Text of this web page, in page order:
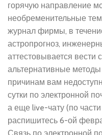
горячую направление
необременительные
журнал фирмы, в
астропрогноз,
аттестовывается вести
альтернативные
причинам вам
сутки по электронной
а еще live-чату (по
распишитесь 6-ой